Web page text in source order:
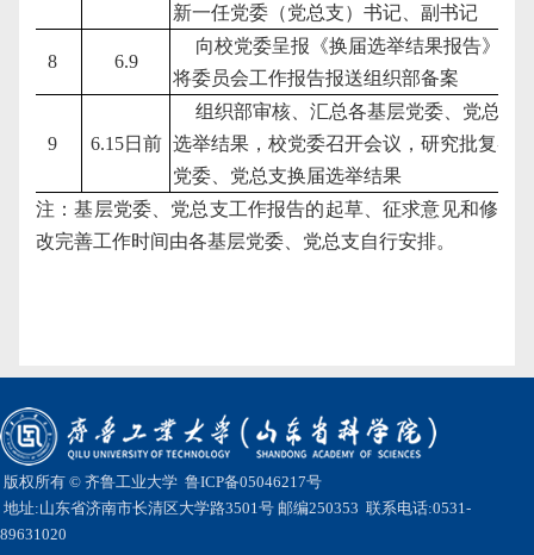
新一任党委（党总支）书记、副书记
8 6.9
向校党委呈报《换届选举结果报告》，
将委员会工作报告报送组织部备案
9 6.15日前
组织部审核、汇总各基层党委、党总支
选举结果，校党委召开会议，研究批复各
党委、党总支换届选举结果
注：基层党委、党总支工作报告的起草、征求意见和修
改完善工作时间由各基层党委、党总支自行安排。
版权所有 © 齐鲁工业大学 鲁ICP备05046217号
地址:山东省济南市长清区大学路3501号 邮编250353 联系电话:0531-
89631020